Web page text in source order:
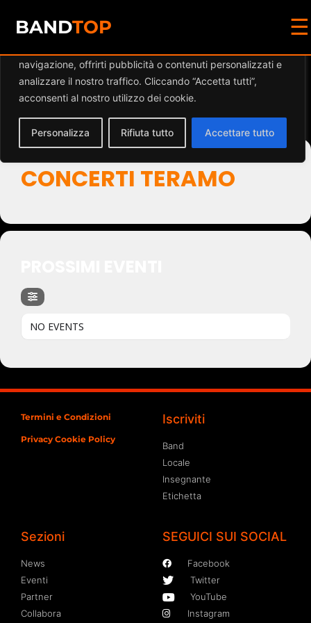
Diamo valore alla tua privacy
navigazione, offrirti pubblicità o contenuti personalizzati e
analizzare il nostro traffico. Cliccando “Accetta tutti”,
acconsenti al nostro utilizzo dei cookie.
Personalizza Rifiuta tutto Accettare tutto
BANDTOP ☰
Events by Event Type
CONCERTI TERAMO
NO EVENTS
Termini e Condizioni
Privacy Cookie Policy
Iscriviti
Band
Locale
Insegnante
Etichetta
Sezioni
News
Eventi
Partner
Collabora
SEGUICI SUI SOCIAL
Facebook
Twitter
YouTube
Instagram